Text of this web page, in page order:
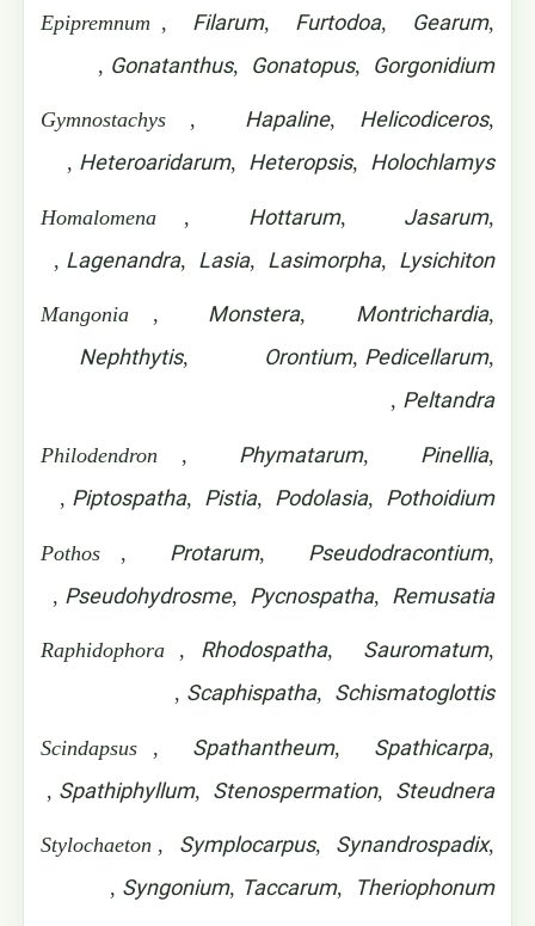
Epipremnum , Filarum, Furtodoa, Gearum,
Gonatanthus, Gonatopus, Gorgonidium
,
Gymnostachys , Hapaline, Helicodiceros,
Heteroaridarum, Heteropsis, Holochlamys
,
Homalomena , Hottarum, Jasarum,
Lagenandra, Lasia, Lasimorpha, Lysichiton
,
Mangonia , Monstera, Montrichardia,
Nephthytis, Orontium, Pedicellarum,
Peltandra
,
Philodendron , Phymatarum, Pinellia,
Piptospatha, Pistia, Podolasia, Pothoidium
,
Pothos , Protarum, Pseudodracontium,
Pseudohydrosme, Pycnospatha, Remusatia
,
Raphidophora , Rhodospatha, Sauromatum,
Scaphispatha, Schismatoglottis
,
Scindapsus , Spathantheum, Spathicarpa,
Spathiphyllum, Stenospermation, Steudnera
,
Stylochaeton , Symplocarpus, Synandrospadix,
Syngonium, Taccarum, Theriophonum
,